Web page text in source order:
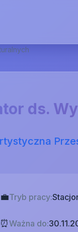
ds.
💼Tryb pracy:
⏰Ważna do: